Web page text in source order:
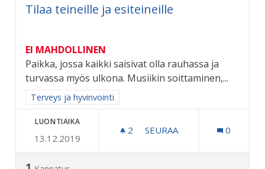
Tilaa teineille ja esiteineille
EI MAHDOLLINEN
Paikka, jossa kaikki saisivat olla rauhassa ja
turvassa myös ulkona. Musiikin soittaminen,...
Rajaa tulokset aihepiirin mukaan: Terveys ja hyvinvointi
Terveys ja hyvinvointi
LUONTIAIKA
13.12.2019
2 2 SEURAAJAA
SEURAA 0